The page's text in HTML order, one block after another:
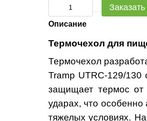
Заказать
Описание
Термочехол для
Термочехол
Tramp UTRC-129/130
защищает термос от
ударах, что
тяжелых условиях.